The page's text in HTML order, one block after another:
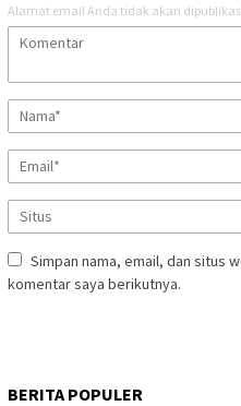
Alamat email Anda tidak akan
Simpan nama, email, dan situs
komentar saya berikutnya.
BERITA POPULER